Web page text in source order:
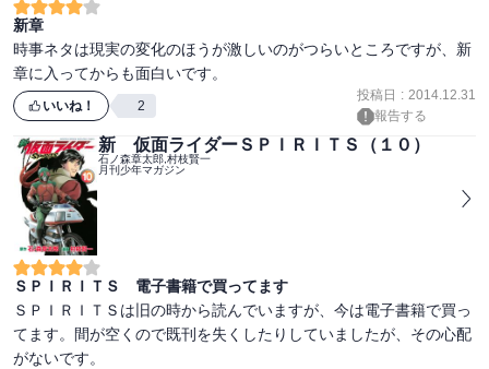
新章
時事ネタは現実の変化のほうが激しいのがつらいところですが、新
章に入ってからも面白いです。
いいね！ 2
投稿日 : 2014.12.31
報告する
新 仮面ライダーＳＰＩＲＩＴＳ（１０）
石ノ森章太郎,村枝賢一
月刊少年マガジン
ＳＰＩＲＩＴＳ 電子書籍で買ってます
ＳＰＩＲＩＴＳは旧の時から読んでいますが、今は電子書籍で買っ
てます。間が空くので既刊を失くしたりしていましたが、その心配
がないです。